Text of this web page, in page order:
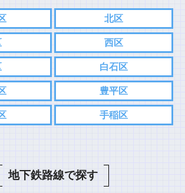
北区
西区
白石区
豊平区
手稲区
地下鉄路線で探す